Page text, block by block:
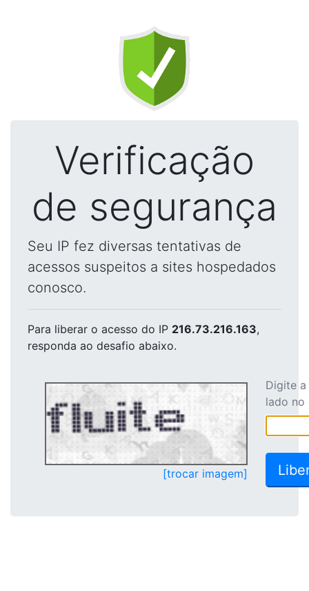
Verificação
de segurança
Seu IP fez diversas tentativas de
acessos suspeitos a sites hospedados
conosco.
Para liberar o acesso do IP 216.73.216.163,
responda ao desafio abaixo.
[trocar imagem]
Digite
lado no